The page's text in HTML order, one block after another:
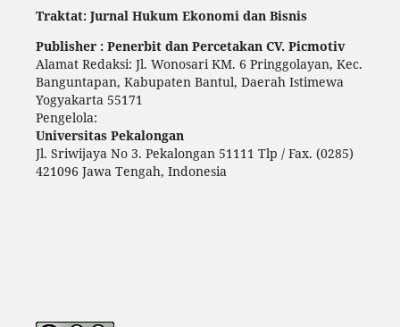
Traktat: Jurnal Hukum Ekonomi dan Bisnis
Publisher : Penerbit dan Percetakan CV. Picmotiv
Alamat Redaksi: Jl. Wonosari KM. 6 Pringgolayan, Kec.
Banguntapan, Kabupaten Bantul, Daerah Istimewa
Yogyakarta 55171
Pengelola:
Universitas Pekalongan
Jl. Sriwijaya No 3. Pekalongan 51111 Tlp / Fax. (0285)
421096 Jawa Tengah, Indonesia